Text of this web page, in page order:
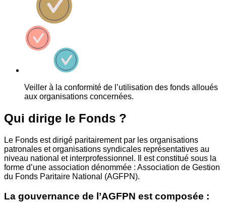
Veiller à la conformité de l’utilisation des fonds alloués
aux organisations concernées.
Qui dirige le Fonds ?
Le Fonds est dirigé paritairement par les organisations
patronales et organisations syndicales représentatives au
niveau national et interprofessionnel. Il est constitué sous la
forme d’une association dénommée : Association de Gestion
du Fonds Paritaire National (AGFPN).
La gouvernance de l’AGFPN est composée :